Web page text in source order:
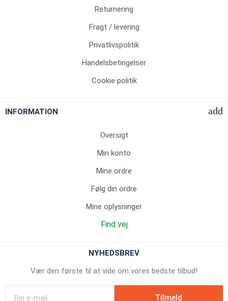
Returnering
Fragt / levering
Privatlivspolitik
Handelsbetingelser
Cookie politik
INFORMATION
Oversigt
Min konto
Mine ordre
Følg din ordre
Mine oplysninger
Find vej
NYHEDSBREV
Vær den første til at vide om vores bedste tilbud!
Tilmeld